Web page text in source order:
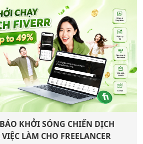
KHỞI SÓNG CHIẾN DỊCH
LÀM CHO FREELANCER